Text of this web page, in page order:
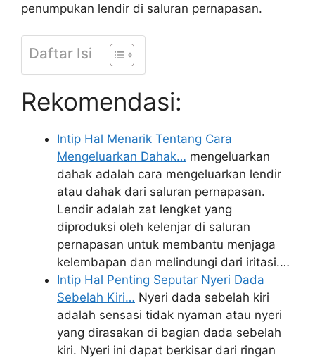
penumpukan lendir di saluran pernapasan.
Daftar Isi
Rekomendasi:
Intip Hal Menarik Tentang Cara
Mengeluarkan Dahak… mengeluarkan
dahak adalah cara mengeluarkan lendir
atau dahak dari saluran pernapasan.
Lendir adalah zat lengket yang
diproduksi oleh kelenjar di saluran
pernapasan untuk membantu menjaga
kelembapan dan melindungi dari iritasi.…
Intip Hal Penting Seputar Nyeri Dada
Sebelah Kiri… Nyeri dada sebelah kiri
adalah sensasi tidak nyaman atau nyeri
yang dirasakan di bagian dada sebelah
kiri. Nyeri ini dapat berkisar dari ringan